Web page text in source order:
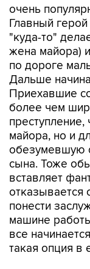
"куда-то"
жена майора)
по дороге
Дальше
Приехавшие
более чем
майора, но и
обезумевшую
сына. Тоже
вставляет
отказывается
понести
машине
все
такая опция в
Итак, снова